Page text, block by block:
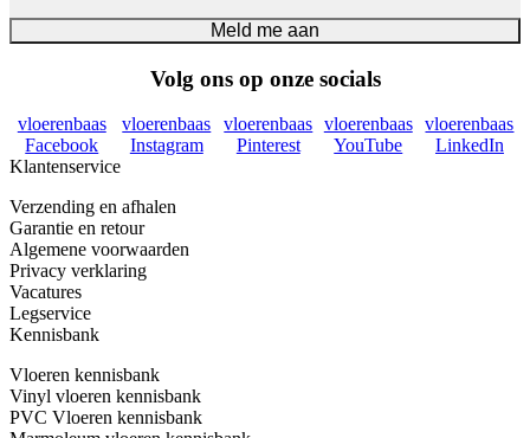
Meld me aan
Volg ons op onze socials
vloerenbaas
Facebook
vloerenbaas
Instagram
vloerenbaas
Pinterest
vloerenbaas
YouTube
vloerenbaas
LinkedIn
Klantenservice
Verzending en afhalen
Garantie en retour
Algemene voorwaarden
Privacy verklaring
Vacatures
Legservice
Kennisbank
Vloeren kennisbank
Vinyl vloeren kennisbank
PVC Vloeren kennisbank